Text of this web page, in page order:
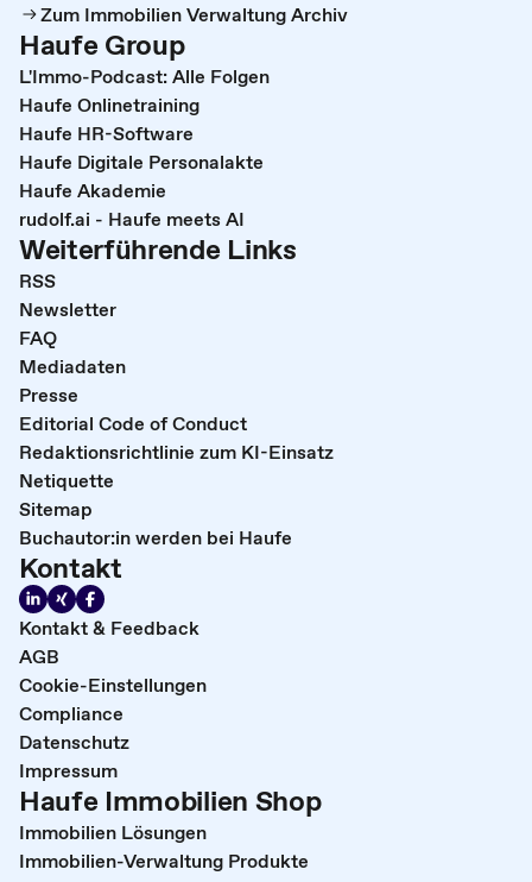
Zum Immobilien Verwaltung Archiv
Haufe Group
L'Immo-Podcast: Alle Folgen
Haufe Onlinetraining
Haufe HR-Software
Haufe Digitale Personalakte
Haufe Akademie
rudolf.ai - Haufe meets AI
Weiterführende Links
RSS
Newsletter
FAQ
Mediadaten
Presse
Editorial Code of Conduct
Redaktionsrichtlinie zum KI-Einsatz
Netiquette
Sitemap
Buchautor:in werden bei Haufe
Kontakt
Kontakt & Feedback
AGB
Cookie-Einstellungen
Compliance
Datenschutz
Impressum
Haufe Immobilien Shop
Immobilien Lösungen
Immobilien-Verwaltung Produkte